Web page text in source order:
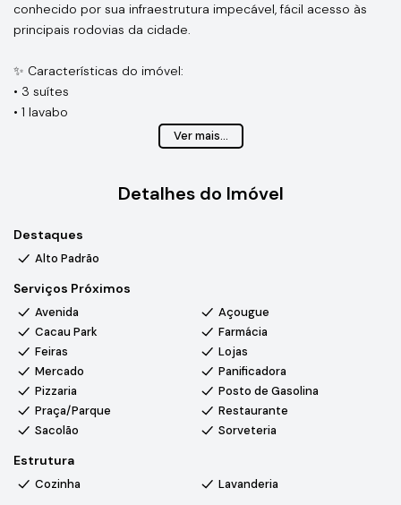
conhecido por sua infraestrutura impecável, fácil acesso às
principais rodovias da cidade.
✨ Características do imóvel:
• 3 suítes
• 1 lavabo
• Sala de televisão (com opção de transformar em uma suíte
• Área gourmet com ilha
• Cozinha com despensa
• Lavanderia
📐 Terreno: 401 m²
🏠 Área construída: 302,15 m²
Morar no Alphaville Castello é ter a combinação perfeita entre
tranquilidade e conveniência. O condomínio é conhecido por
seus espaços amplos, área verde e um ambiente seguro que
acesso rápido aos principais pontos da cidade, enquanto o
ambiente residencial e organizado proporciona uma rotina
Ver mais...
Detalhes do Imóvel
Destaques
Alto Padrão
Serviços Próximos
Avenida
Açougue
Cacau Park
Farmácia
Feiras
Lojas
Mercado
Panificadora
Pizzaria
Posto de Gasolina
Praça/Parque
Restaurante
Sacolão
Sorveteria
Estrutura
Cozinha Lavanderia